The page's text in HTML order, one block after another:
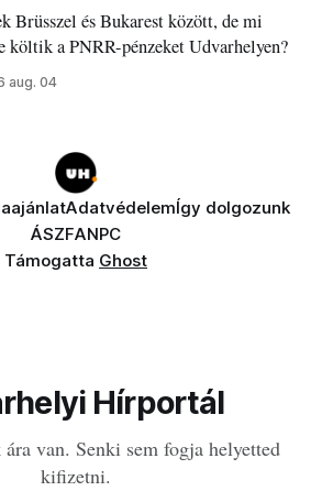
Brüsszel és Bukarest között, de mi
költik a PNRR-pénzeket Udvarhelyen?
aug. 04
AdatvédelemÍgy dolgozunk
ÁSZFANPC
Támogatta Ghost
Hírportál
ára van. Senki sem fogja helyetted
kifizetni.